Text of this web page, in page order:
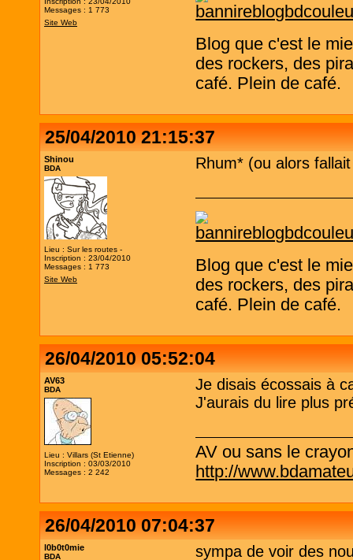
Messages : 1 773
Site Web
Blog que c'est le
des rockers, des
café. Plein de café.
25/04/2010 21:15:37
Shinou
BDA
Lieu : Sur les routes -
Inscription : 23/04/2010
Messages : 1 773
Site Web
Rhum* (ou alors
Blog que c'est le
des rockers, des
café. Plein de café.
26/04/2010 05:52:04
AV63
BDA
Lieu : Villars (St Etienne)
Inscription : 03/03/2010
Messages : 2 242
Je disais écossais à
J'aurais du lire plus
AV ou sans le
http://
26/04/2010 07:04:37
l0b0t0mie
BDA
sympa de voir des